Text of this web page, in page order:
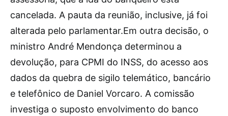
cancelada. A pauta da reunião, inclusive, já foi
alterada pelo parlamentar.Em outra decisão, o
ministro André Mendonça determinou a
devolução, para CPMI do INSS, do acesso aos
dados da quebra de sigilo telemático, bancário
e telefônico de Daniel Vorcaro. A comissão
investiga o suposto envolvimento do banco